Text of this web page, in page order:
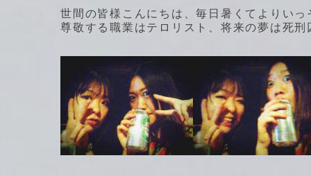
世間の皆様こんにちは、毎日暑くてよりい
尊敬する職業はテロリスト、将来の夢は死